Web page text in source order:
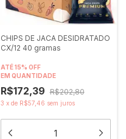
CHIPS DE JACA DESIDRATADO
CX/12 40 gramas
ATÉ 15% OFF
EM QUANTIDADE
R$172,39 R$202,80
3 x de R$57,46 sem juros